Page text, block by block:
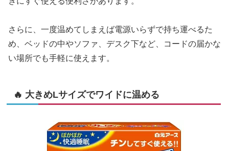
さらに、一度温めてしまえば電源いらずで持ち運べるた
め、ベッドの中やソファ、デスク下など、コードの届かな
い場所でも手軽に使えます。
🔥 大きめLサイズでワイドに温める